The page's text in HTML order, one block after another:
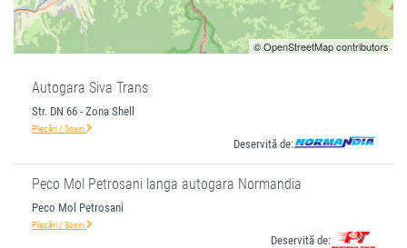
© OpenStreetMap contributors
Autogara Siva Trans
Str. DN 66 - Zona Shell
Plecări / Sosiri
Deservită de:
Peco Mol Petrosani langa autogara Normandia
Peco Mol Petrosani
Plecări / Sosiri
Deservită de: